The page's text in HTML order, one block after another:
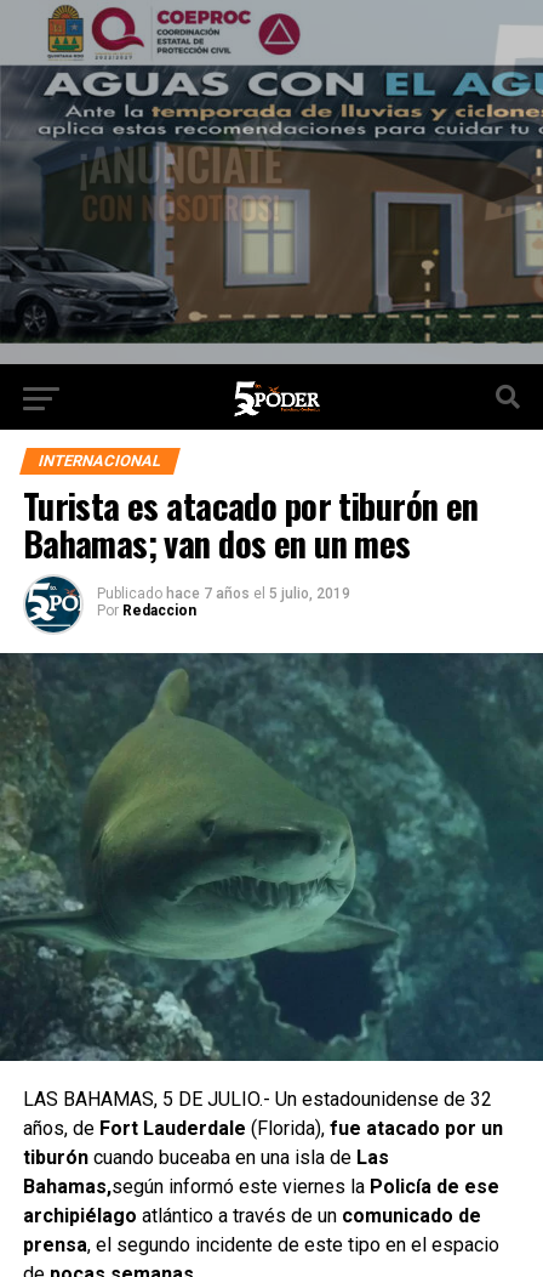
INTERNACIONAL
Turista es atacado por tiburón en
Bahamas; van dos en un mes
Publicado hace 7 años el 5 julio, 2019
Por Redaccion
LAS BAHAMAS, 5 DE JULIO.- Un estadounidense de 32
años, de Fort Lauderdale (Florida), fue atacado por un
tiburóncuando buceaba en una isla deLas
Bahamas,según informó este viernes la Policía de ese
archipiélago atlántico a través de un comunicado de
prensa, el segundo incidente de este tipo en el espacio